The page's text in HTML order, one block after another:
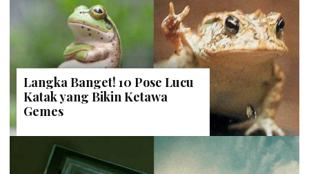
Langka Banget! 10 Pose Lucu
Katak yang Bikin Ketawa
Gemes